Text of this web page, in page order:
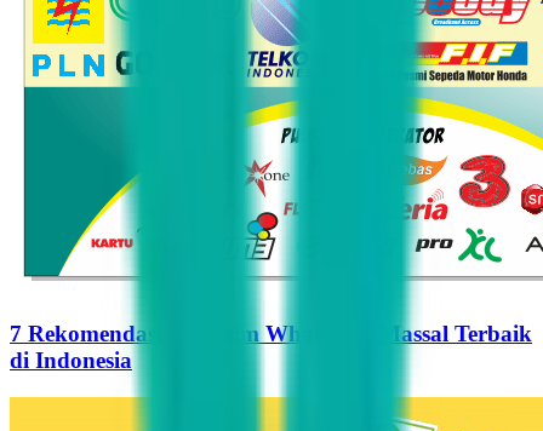
7 Rekomendasi Pengirim WhatsApp Massal Terbaik
di Indonesia